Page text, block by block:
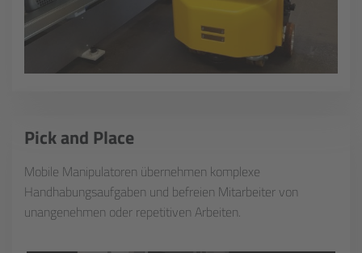
Pick and Place
Mobile Manipulatoren übernehmen komplexe
Handhabungsaufgaben und befreien Mitarbeiter von
unangenehmen oder repetitiven Arbeiten.